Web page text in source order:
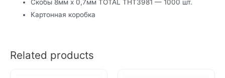
Скобы 8мм x 0,7мм TOTAL THT3981 — 1000 шт.
Картонная коробка
Related products